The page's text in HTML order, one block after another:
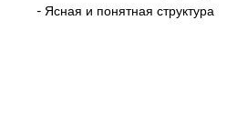
- Ясная и понятная структура